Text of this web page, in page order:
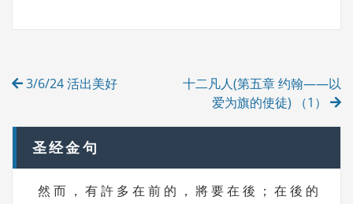
E
Post
3/6/24 活出美好
十二凡人(第五章 约翰——以
爱为旗的使徒) （1）
圣经金句
然 而 ， 有 許 多 在 前 的 ， 將 要 在 後 ； 在 後 的